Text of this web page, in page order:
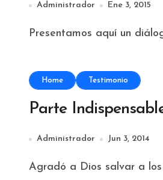
Administrador Ene 3, 2015
Presentamos aquí un
Home Testimonio
Parte
Administrador Jun 3, 2014
Agradó a Dios salvar a